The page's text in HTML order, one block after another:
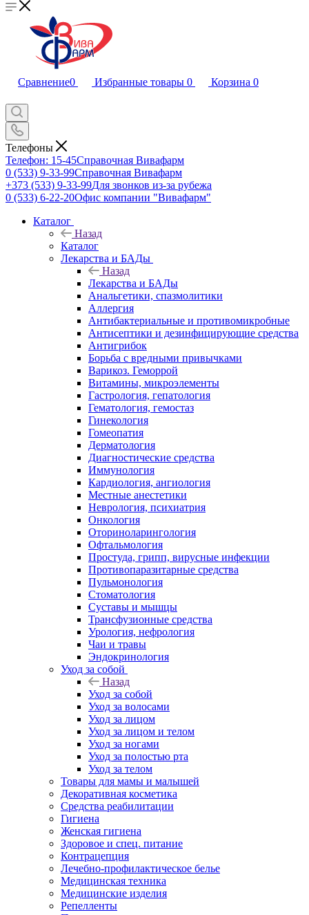
Сравнение0 Избранные товары 0 Корзина 0
Телефоны
Телефон: 15-45Справочная Вивафарм
0 (533) 9-33-99Справочная Вивафарм
+373 (533) 9-33-99Для звонков из-за рубежа
0 (533) 6-22-20Офис компании "Вивафарм"
Каталог
Назад
Каталог
Лекарства и БАДы
Назад
Лекарства и БАДы
Анальгетики, спазмолитики
Аллергия
Антибактериальные и противомикробные
Антисептики и дезинфицирующие средства
Антигрибок
Борьба с вредными привычками
Варикоз. Геморрой
Витамины, микроэлементы
Гастрология, гепатология
Гематология, гемостаз
Гинекология
Гомеопатия
Дерматология
Диагностические средства
Иммунология
Кардиология, ангиология
Местные анестетики
Неврология, психиатрия
Онкология
Оториноларингология
Офтальмология
Простуда, грипп, вирусные инфекции
Противопаразитарные средства
Пульмонология
Стоматология
Суставы и мышцы
Трансфузионные средства
Урология, нефрология
Чаи и травы
Эндокринология
Уход за собой
Назад
Уход за собой
Уход за волосами
Уход за лицом
Уход за лицом и телом
Уход за ногами
Уход за полостью рта
Уход за телом
Товары для мамы и малышей
Декоративная косметика
Средства реабилитации
Гигиена
Женская гигиена
Здоровое и спец. питание
Контрацепция
Лечебно-профилактическое белье
Медицинская техника
Медицинские изделия
Репелленты